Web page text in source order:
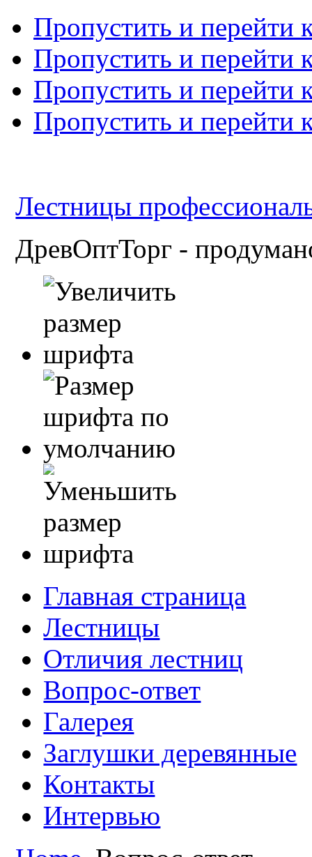
Пропустить и перейти
Пропустить и перейти
Пропустить и перейти
Пропустить и перейти
Лестницы
ДревОптТорг -
Главная страница
Лестницы
Отличия лестниц
Вопрос-ответ
Галерея
Заглушки деревянные
Контакты
Интервью